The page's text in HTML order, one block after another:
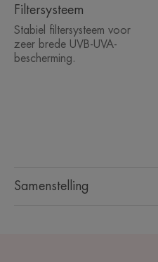
Samenstelling
Filtersysteem
Stabiel filtersysteem voor
zeer brede UVB-UVA-
bescherming.